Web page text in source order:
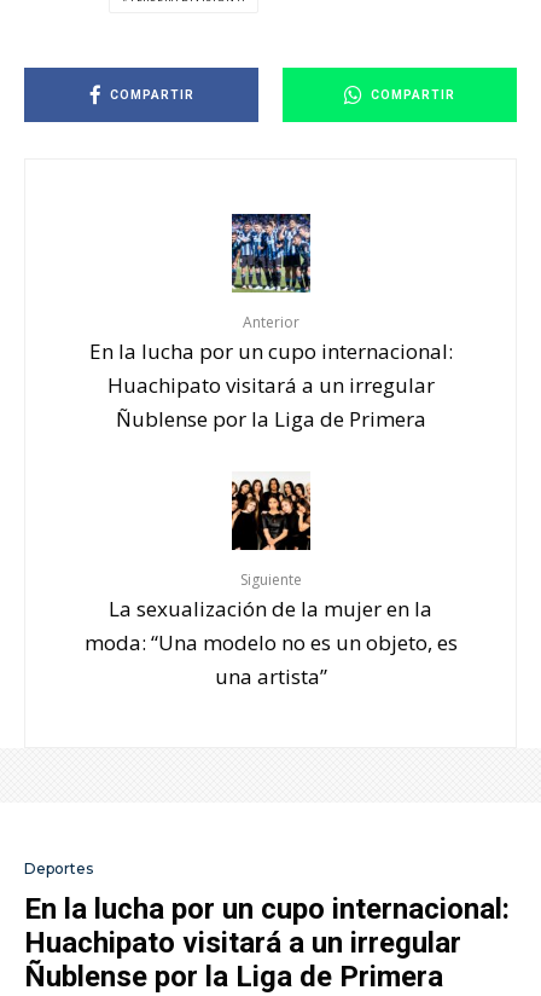
COMPARTIR COMPARTIR
Anterior
En la lucha por un cupo internacional:
Huachipato visitará a un irregular
Ñublense por la Liga de Primera
Siguiente
La sexualización de la mujer en la
moda: “Una modelo no es un objeto, es
una artista”
Deportes
En la lucha por un cupo internacional:
Huachipato visitará a un irregular
Ñublense por la Liga de Primera